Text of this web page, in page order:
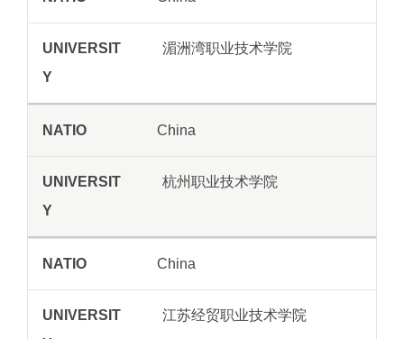
湄洲湾职业技术学院
China
杭州职业技术学院
China
江苏经贸职业技术学院